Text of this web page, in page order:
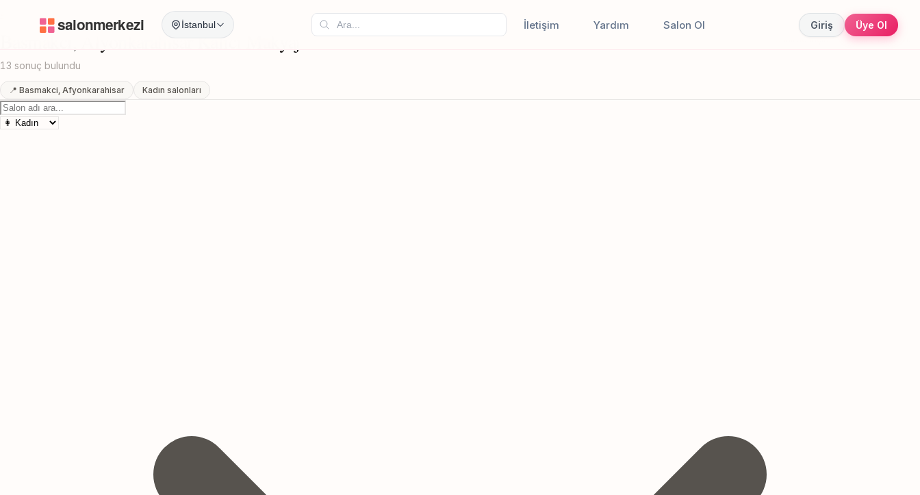
İstanbul İletişim Yardım Salon Ol Giriş Üye Ol
/ Kalici Makyaj
Basmakci, Afyonkarahisar Kalici Makyaj
13 sonuç bulundu
📍 Basmakci, Afyonkarahisar Kadın salonları
Canlı sonuçlar Online randevu